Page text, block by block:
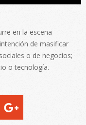
en la escena
de masificar
o de negocios;
o tecnología.